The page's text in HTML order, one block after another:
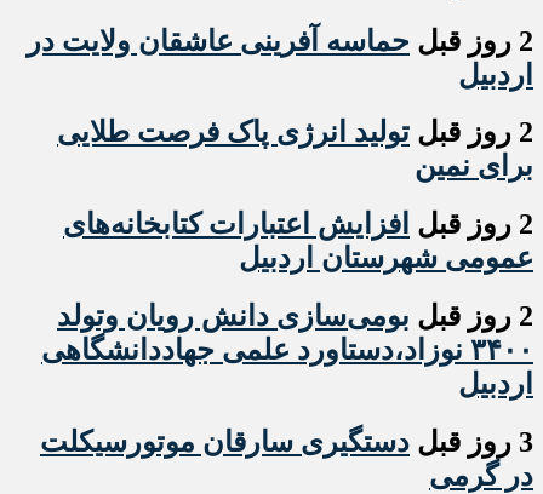
2 روز قبل
حماسه آفرینی عاشقان ولایت در
اردبیل
2 روز قبل
تولید انرژی پاک فرصت طلایی
برای نمین
2 روز قبل
افزایش اعتبارات کتابخانه‌های
عمومی شهرستان اردبیل
2 روز قبل
بومی‌سازی دانش رویان وتولد
۳۴۰۰ نوزاد،دستاورد علمی جهاددانشگاهی
اردبیل
3 روز قبل
دستگیری سارقان موتورسیکلت
در گرمی